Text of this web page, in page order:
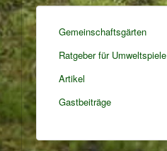
Gemeinschaftsgärten
Ratgeber für Umweltspiele
Artikel
Gastbeiträge